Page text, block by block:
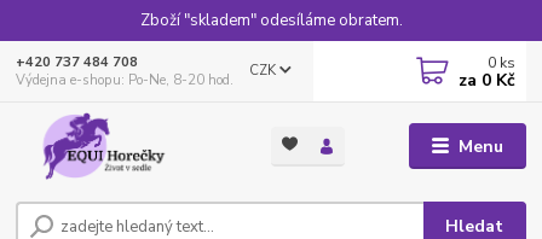
Zboží "skladem" odesíláme obratem.
Menu
CZK
Hledat
+420 737 484 708
Výdejna e-shopu: Po-Ne, 8-20 hod.
0 ks
za 0 Kč